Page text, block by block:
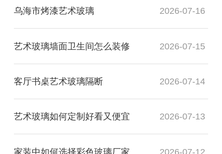
乌海市烤漆艺术玻璃 2026-07-16
艺术玻璃墙面卫生间怎么装修 2026-07-15
客厅书桌艺术玻璃隔断 2026-07-14
艺术玻璃如何定制好看又便宜 2026-07-13
家装中如何选择彩色玻璃厂家 2026-07-12